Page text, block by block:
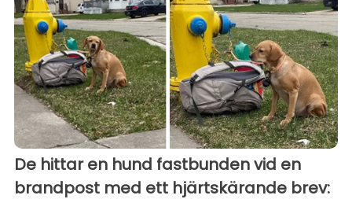
De hittar en hund fastbunden vid en
brandpost med ett hjärtskärande brev: